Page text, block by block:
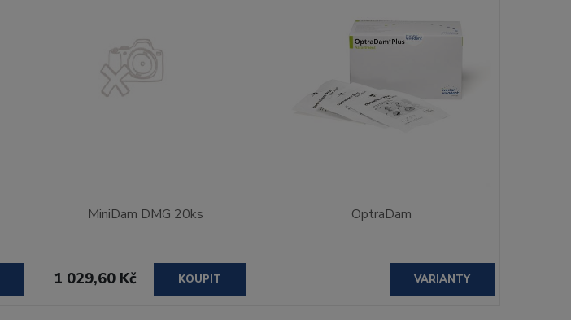
MiniDam DMG 20ks
1 029,60 Kč KOUPIT
OptraDam
VARIANTY